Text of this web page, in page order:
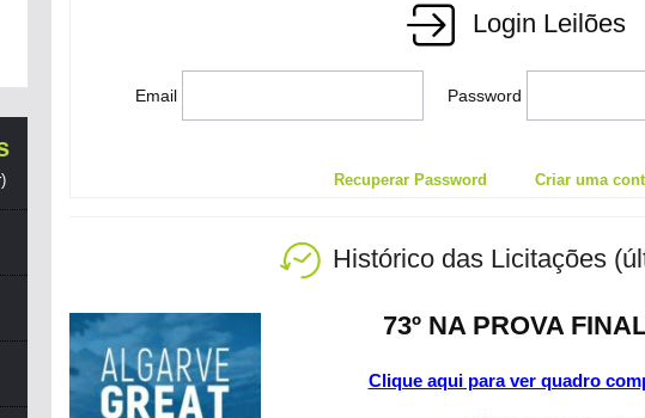
Login Leilões
Email Password
Recuperar Password Criar uma
Histórico das Licitações
73º NA PROVA
Clique aqui para ver quadro